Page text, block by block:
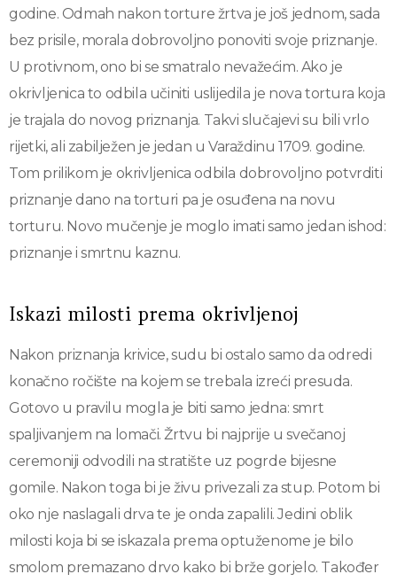
godine. Odmah nakon torture žrtva je još jednom, sada
bez prisile, morala dobrovoljno ponoviti svoje priznanje.
U protivnom, ono bi se smatralo nevažećim. Ako je
okrivljenica to odbila učiniti uslijedila je nova tortura koja
je trajala do novog priznanja. Takvi slučajevi su bili vrlo
rijetki, ali zabilježen je jedan u Varaždinu 1709. godine.
Tom prilikom je okrivljenica odbila dobrovoljno potvrditi
priznanje dano na torturi pa je osuđena na novu
torturu. Novo mučenje je moglo imati samo jedan ishod:
priznanje i smrtnu kaznu.
Iskazi milosti prema okrivljenoj
Nakon priznanja krivice, sudu bi ostalo samo da odredi
konačno ročište na kojem se trebala izreći presuda.
Gotovo u pravilu mogla je biti samo jedna: smrt
spaljivanjem na lomači. Žrtvu bi najprije u svečanoj
ceremoniji odvodili na stratište uz pogrde bijesne
gomile. Nakon toga bi je živu privezali za stup. Potom bi
oko nje naslagali drva te je onda zapalili. Jedini oblik
milosti koja bi se iskazala prema optuženome je bilo
smolom premazano drvo kako bi brže gorjelo. Također